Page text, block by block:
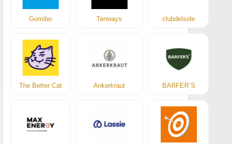
Gomibo Tenways clubdelsole
The Better Cat Ankerkraut BARFER´S